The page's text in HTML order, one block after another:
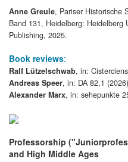
Anne Greule, Pariser Historische
Band 131, Heidelberg: Heidelberg
Publishing, 2025.
Book reviews:
Ralf Lützelschwab, in:
Andreas Speer, in: DA 82,1
Alexander Marx, in: sehepunkte
Professorship
and High Middle Ages